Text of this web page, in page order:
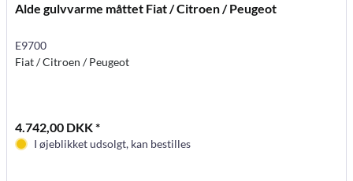
Alde gulvvarme måttet Fiat / Citroen / Peugeot
E9700
Fiat / Citroen / Peugeot
4.742,00 DKK *
I øjeblikket udsolgt, kan bestilles